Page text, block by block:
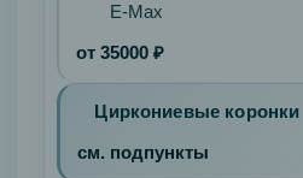
E-Max
от 35000 ₽
Циркониевые коронки
см. подпункты